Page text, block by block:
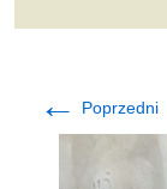
← Poprzedni